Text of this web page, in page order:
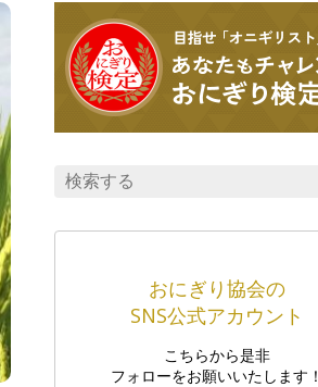
おにぎり協会の
SNS公式アカウント
こちらから是非
フォローをお願いいたします！